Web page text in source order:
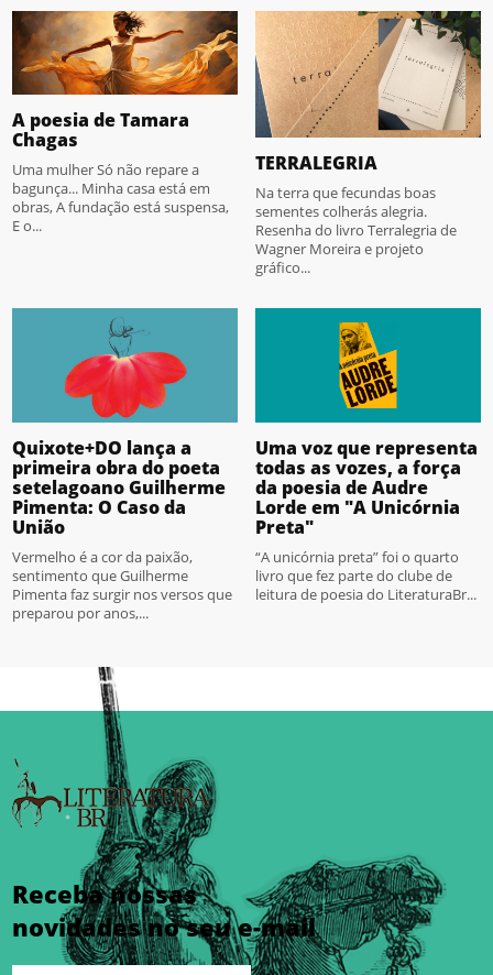
A poesia de Tamara
Chagas
Uma mulher Só não repare a
bagunça... Minha casa está em
obras, A fundação está suspensa,
E o...
TERRALEGRIA
Na terra que fecundas boas
sementes colherás alegria.
Resenha do livro Terralegria de
Wagner Moreira e projeto
gráfico...
Quixote+DO lança a
primeira obra do poeta
setelagoano Guilherme
Pimenta: O Caso da
União
Vermelho é a cor da paixão,
sentimento que Guilherme
Pimenta faz surgir nos versos que
preparou por anos,...
Uma voz que representa
todas as vozes, a força
da poesia de Audre
Lorde em "A Unicórnia
Preta"
“A unicórnia preta” foi o quarto
livro que fez parte do clube de
leitura de poesia do LiteraturaBr...
Receba nossas
novidades no seu e-mail